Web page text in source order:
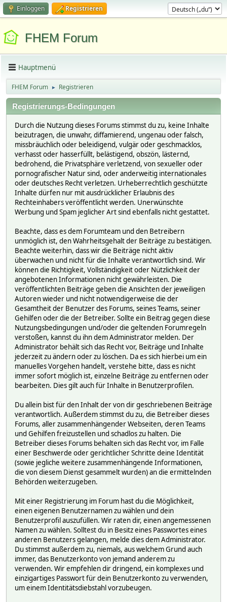
Einloggen Registrieren
FHEM Forum
Hauptmenü
FHEM Forum ► Registrieren
Registrierungs-Bedingungen
Durch die Nutzung dieses Forums stimmst du zu, keine Inhalte
beizutragen, die unwahr, diffamierend, ungenau oder falsch,
missbräuchlich oder beleidigend, vulgär oder geschmacklos,
verhasst oder hasserfüllt, belästigend, obszön, lästernd,
bedrohend, die Privatsphäre verletzend, von sexueller oder
pornografischer Natur sind, oder anderweitig internationales
oder deutsches Recht verletzen. Urheberrechtlich geschützte
Inhalte dürfen nur mit ausdrücklicher Erlaubnis des
Rechteinhabers veröffentlicht werden. Unerwünschte
Werbung und Spam jeglicher Art sind ebenfalls nicht gestattet.
Beachte, dass es dem Forumteam und den Betreibern
unmöglich ist, den Wahrheitsgehalt der Beiträge zu bestätigen.
Beachte weiterhin, dass wir die Beiträge nicht aktiv
überwachen und nicht für die Inhalte verantwortlich sind. Wir
können die Richtigkeit, Vollständigkeit oder Nützlichkeit der
angebotenen Informationen nicht gewährleisten. Die
veröffentlichten Beiträge geben die Ansichten der jeweiligen
Autoren wieder und nicht notwendigerweise die der
Gesamtheit der Benutzer des Forums, seines Teams, seiner
Gehilfen oder die der Betreiber. Sollte ein Beitrag gegen diese
Nutzungsbedingungen und/oder die geltenden Forumregeln
verstoßen, kannst du ihn dem Administrator melden. Der
Administrator behält sich das Recht vor, Beiträge und Inhalte
jederzeit zu ändern oder zu löschen. Da es sich hierbei um ein
manuelles Vorgehen handelt, verstehe bitte, dass es nicht
immer sofort möglich ist, einzelne Beiträge zu entfernen oder
bearbeiten. Dies gilt auch für Inhalte in Benutzerprofilen.
Du allein bist für den Inhalt der von dir geschriebenen Beiträge
verantwortlich. Außerdem stimmst du zu, die Betreiber dieses
Forums, aller zusammenhängender Webseiten, deren Teams
und Gehilfen freizustellen und schadlos zu halten. Die
Betreiber dieses Forums behalten sich das Recht vor, im Falle
einer Beschwerde oder gerichtlicher Schritte deine Identität
(sowie jegliche weitere zusammenhängende Informationen,
die von diesem Dienst gesammelt wurden) an die ermittelnden
Behörden weiterzugeben.
Mit einer Registrierung im Forum hast du die Möglichkeit,
einen eigenen Benutzernamen zu wählen und dein
Benutzerprofil auszufüllen. Wir raten dir, einen angemessenen
Namen zu wählen. Solltest du in Besitz eines Passwortes eines
anderen Benutzers gelangen, melde dies dem Administrator.
Du stimmst außerdem zu, niemals, aus welchem Grund auch
immer, das Benutzerkonto von jemand anderem zu
verwenden. Wir empfehlen dir dringend, ein komplexes und
einzigartiges Passwort für dein Benutzerkonto zu verwenden,
um einem Identitätsdiebstahl vorzubeugen.